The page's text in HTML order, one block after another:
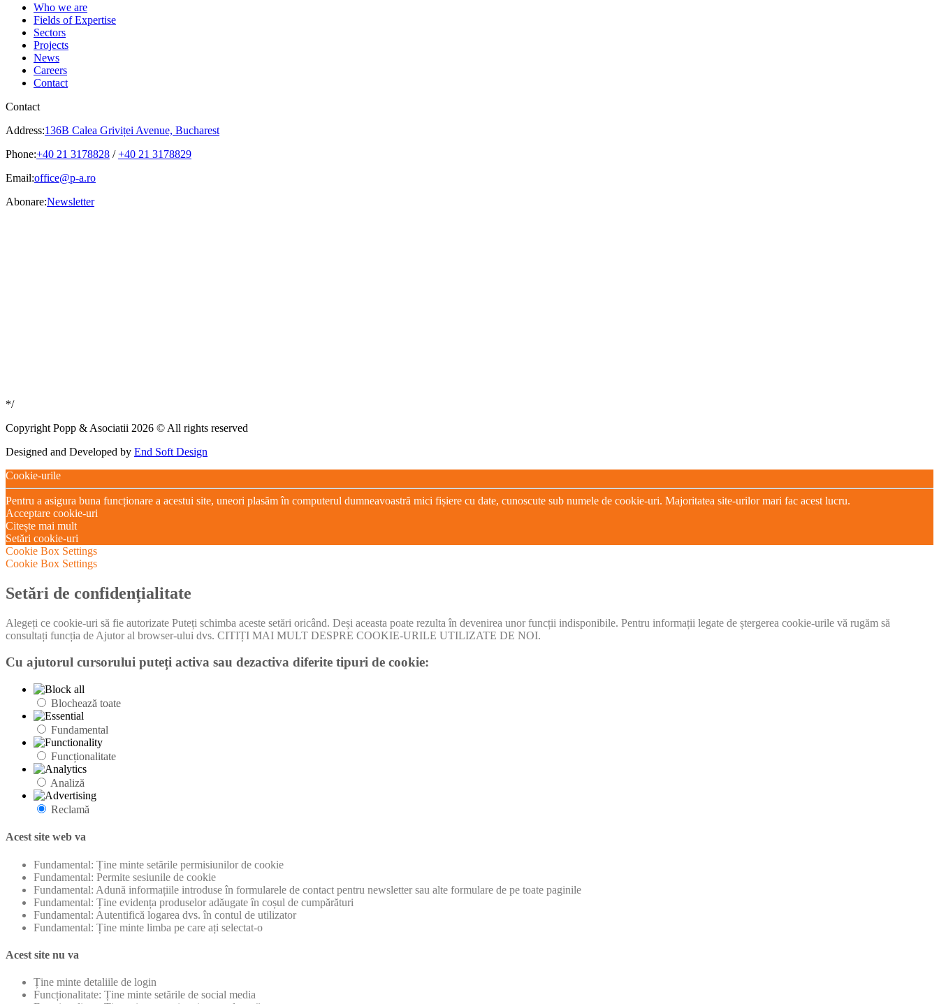
Who we are
Fields of Expertise
Sectors
Projects
News
Careers
Contact
Contact
Address:136B Calea Griviței Avenue, Bucharest
Phone:+40 21 3178828 /+40 21 3178829
Email:office@p-a.ro
Abonare:Newsletter
*/
Copyright Popp & Asociatii 2026 © All rights reserved
Designed and Developed by End Soft Design
Cookie-urile
Pentru a asigura buna funcționare a acestui site, uneori plasăm în computerul dumneavoastră mici fișiere cu date, cunoscute sub numele de cookie-uri. Majoritatea site-urilor mari fac acest lucru.
Acceptare cookie-uri
Citește mai mult
Setări cookie-uri
Cookie Box Settings
Cookie Box Settings
Setări de confidențialitate
Alegeți ce cookie-uri să fie autorizate Puteți schimba aceste setări oricând. Deși aceasta poate rezulta în devenirea unor funcții indisponibile. Pentru informații legate de ștergerea cookie-urile vă rugăm să
consultați funcția de Ajutor al browser-ului dvs. CITIȚI MAI MULT DESPRE COOKIE-URILE UTILIZATE DE NOI.
Cu ajutorul cursorului puteți activa sau dezactiva diferite tipuri de cookie:
Blochează toate
Fundamental
Funcționalitate
Analiză
Reclamă
Acest site web va
Fundamental: Ține minte setările permisiunilor de cookie
Fundamental: Permite sesiunile de cookie
Fundamental: Adună informațiile introduse în formularele de contact pentru newsletter sau alte formulare de pe toate paginile
Fundamental: Ține evidența produselor adăugate în coșul de cumpărături
Fundamental: Autentifică logarea dvs. în contul de utilizator
Fundamental: Ține minte limba pe care ați selectat-o
Acest site nu va
Ține minte detaliile de login
Funcționalitate: Ține minte setările de social media